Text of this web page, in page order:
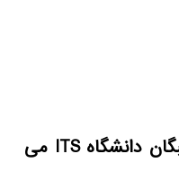
دانشگاه اصفهان میزبان نخبگان دانشگاه ITS می